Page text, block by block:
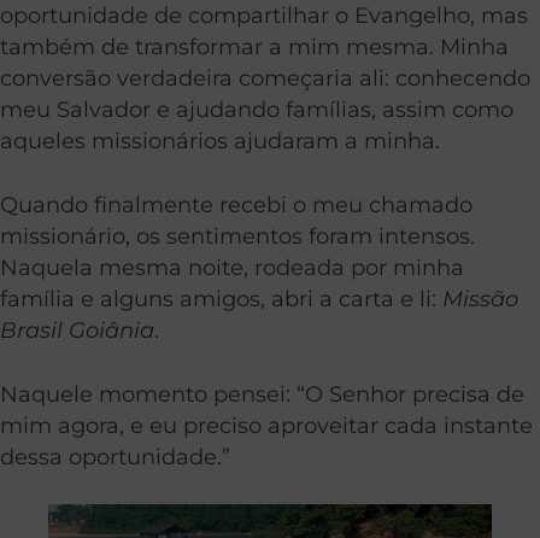
oportunidade de compartilhar o Evangelho, mas
também de transformar a mim mesma. Minha
conversão verdadeira começaria ali: conhecendo
meu Salvador e ajudando famílias, assim como
aqueles missionários ajudaram a minha.
Quando finalmente recebi o meu chamado
missionário, os sentimentos foram intensos.
Naquela mesma noite, rodeada por minha
família e alguns amigos, abri a carta e li: Missão
Brasil Goiânia.
Naquele momento pensei: “O Senhor precisa de
mim agora, e eu preciso aproveitar cada instante
dessa oportunidade.”